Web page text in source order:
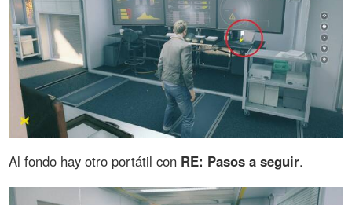
Al fondo hay otro portátil con RE: Pasos a seguir.